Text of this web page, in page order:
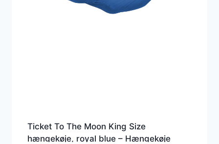
Ticket To The Moon King Size
hængekøje, royal blue – Hængekøje